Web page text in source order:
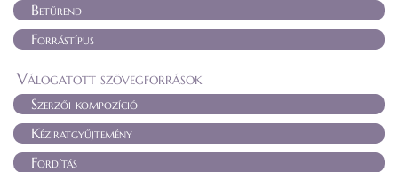
Betűrend
Forrástípus
Válogatott szövegforrások
Szerzői kompozíció
Kéziratgyűjtemény
Fordítás